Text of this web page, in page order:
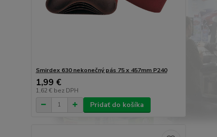
Smirdex 630 nekonečný pás 75 x 457mm P240
1,99 €
1,62 € bez DPH
Pridať do košíka